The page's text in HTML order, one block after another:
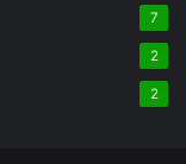
7
2
2